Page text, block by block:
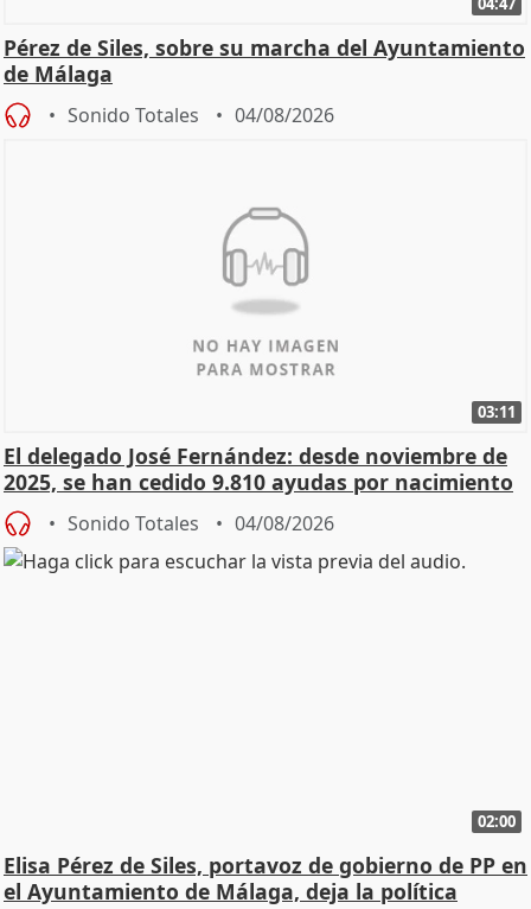
Pérez de Siles, sobre su marcha del Ayuntamiento
de Málaga
Sonido Totales 04/08/2026
03:11
El delegado José Fernández: desde noviembre de
2025, se han cedido 9.810 ayudas por nacimiento
Sonido Totales 04/08/2026
02:00
Elisa Pérez de Siles, portavoz de gobierno de PP en
el Ayuntamiento de Málaga, deja la política